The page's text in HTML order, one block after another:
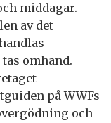
middagar.
av det
omhand.
på WWFs
och